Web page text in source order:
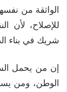
الواثقة من
للإصلاح، لأن
شريك في بناء
إن من يحمل
الوطن، ومن